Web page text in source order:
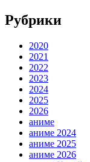
Рубрики
2020
2021
2022
2023
2024
2025
2026
аниме
аниме 2024
аниме 2025
аниме 2026